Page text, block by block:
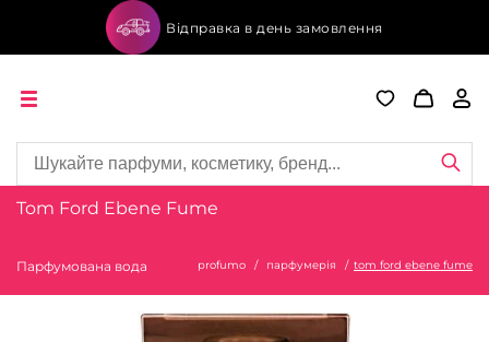
Відправка в день замовлення
Tom Ford Ebene Fume
Парфумована вода profumo парфумерія tom ford ebene fume